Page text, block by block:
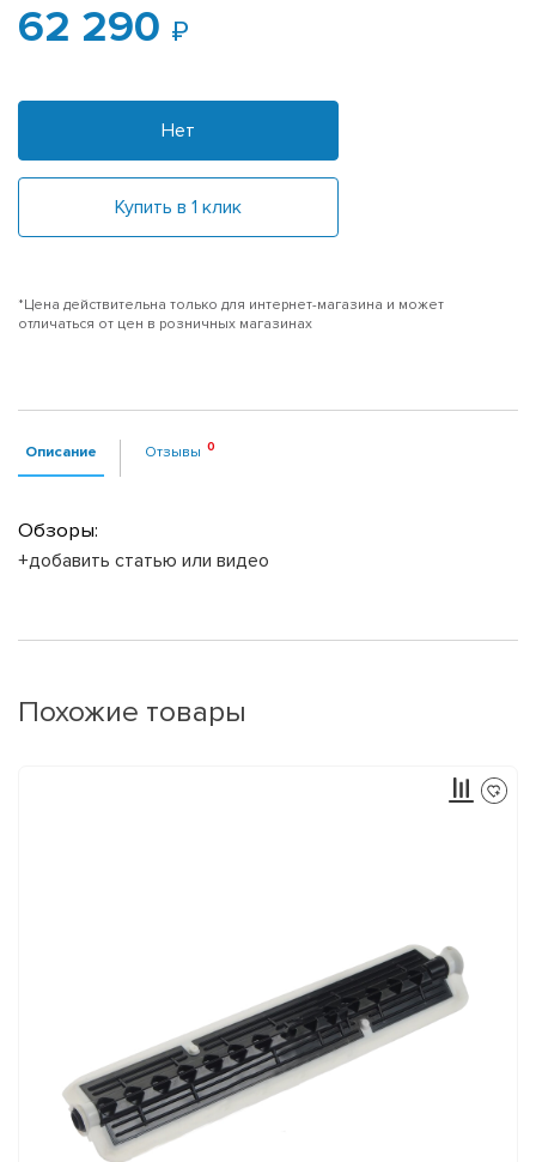
62 290
Нет
Купить в 1 клик
*Цена действительна только для интернет-магазина и может
отличаться от цен в розничных магазинах
Описание Отзывы
Обзоры:
+добавить статью или видео
Похожие товары